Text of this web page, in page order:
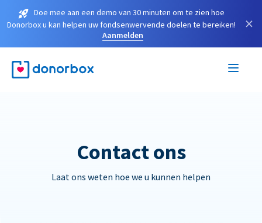
Doe mee aan een demo van 30 minuten om te zien hoe
Donorbox u kan helpen uw fondsenwervende doelen te bereiken!
Aanmelden
×
Contact ons
Laat ons weten hoe we u kunnen helpen